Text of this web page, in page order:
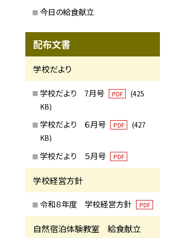
今日の給食献立
配布文書
学校だより
学校だより 7月号 PDF
(425
KB)
学校だより ６月号 PDF
(427
KB)
学校だより ５月号 PDF
学校経営方針
令和８年度 学校経営方針 PDF
自然宿泊体験教室 給食献立